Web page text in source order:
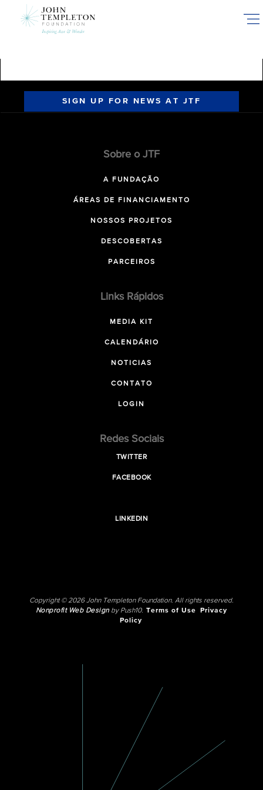
SIGN UP FOR NEWS AT JTF
Sobre o JTF
A FUNDAÇÃO
ÁREAS DE FINANCIAMENTO
NOSSOS PROJETOS
DESCOBERTAS
PARCEIROS
Links Rápidos
MEDIA KIT
CALENDÁRIO
NOTICIAS
CONTATO
LOGIN
Redes Sociais
TWITTER
FACEBOOK
LINKEDIN
Copyright © 2026 John Templeton Foundation. All rights reserved.
Nonprofit Web Designby Push10. Terms of Use
Privacy
Policy